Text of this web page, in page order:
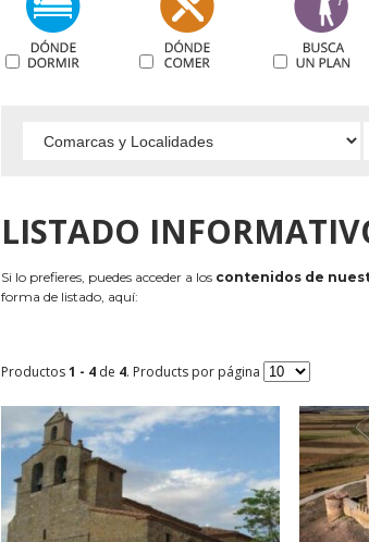
LISTADO
Si lo prefieres, puedes acceder a los contenidos de
forma de listado, aquí:
Productos1 - 4 de 4. Products por página